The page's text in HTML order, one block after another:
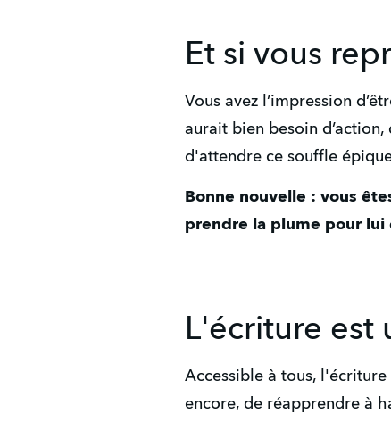
Et si vous
Vous avez l’impression
aurait bien besoin
d'attendre ce souffle
Bonne nouvelle : vous
prendre la plume pour lui
L'écriture est
Accessible à tous, l'écriture
encore, de réapprendre à